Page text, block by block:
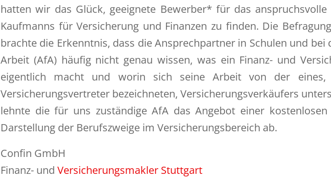
hatten wir das Glück, geeignete Bewerber* für das
Kaufmanns für Versicherung und Finanzen zu finden. Die
brachte die Erkenntnis, dass die Ansprechpartner in Schulen und bei
Arbeit (AfA) häufig nicht genau wissen, was ein Finanz- und
eigentlich macht und worin sich seine Arbeit von der eines,
Versicherungsvertreter bezeichneten, Versicherungsverkäufers
lehnte die für uns zuständige AfA das Angebot einer
Darstellung der Berufszweige im Versicherungsbereich ab.
Confin GmbH
Finanz- und Versicherungsmakler Stuttgart